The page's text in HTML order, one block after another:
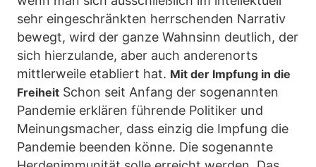
sehr eingeschränkten herrschenden Narrativ
bewegt, wird der ganze Wahnsinn deutlich, der
sich hierzulande, aber auch anderenorts
mittlerweile etabliert hat. Mit der Impfung in die
Freiheit Schon seit Anfang der sogenannten
Pandemie erklären führende Politiker und
Meinungsmacher, dass einzig die Impfung die
Pandemie beenden könne. Die sogenannte